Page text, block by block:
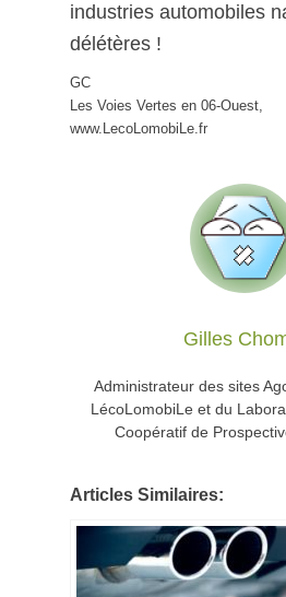
industries automobiles
délétères !
GC
Les Voies Vertes en 06-Ouest,
www.LecoLomobiLe.fr
Gilles
Administrateur des sites
LécoLomobiLe et du
Coopératif de
Articles Similaires: